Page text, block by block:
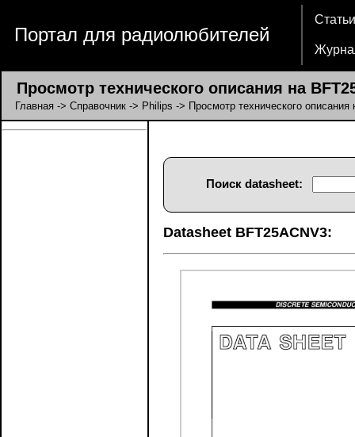
Портал для радиолюбителей
Статьи
Просмотр технического описания на
Главная -> Справочник -> Philips -> Просмотр технического описания
Поиск datasheet:
Datasheet BFT25ACNV3: